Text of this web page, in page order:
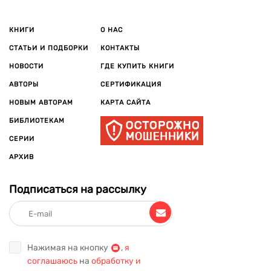
«Последнее письмо от твоего любимого» — это трогательная
история, в которой Мойес рассказывает, как любовь и всего
несколько слов могут подарить жизнь или разбить чье-то
исполнили «Шейлин Вудли («Большая маленькая ложь»,
«Дивергент»), Фелисити Джонс («Изгой-один: Звёздные
войны. Истории»), Каллум Тернер («Захват», «Борджиа»,
КНИГИ
СТАТЬИ И ПОДБОРКИ
НОВОСТИ
АВТОРЫ
НОВЫМ АВТОРАМ
БИБЛИОТЕКАМ
СЕРИИ
АРХИВ
О НАС
КОНТАКТЫ
ГДЕ КУПИТЬ КНИГИ
СЕРТИФИКАЦИЯ
КАРТА САЙТА
Подписаться на рассылку
Нажимая на кнопку , я
соглашаюсь на обработку и